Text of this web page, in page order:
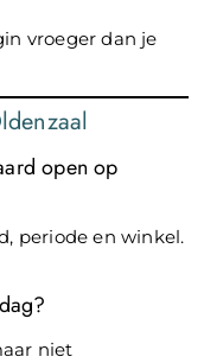
vroeger dan je
open op
periode en winkel.
niet